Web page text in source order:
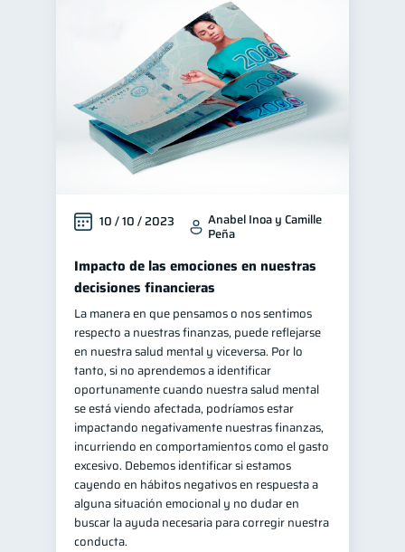
10 / 10 / 2023 Anabel Inoa y Camille
Peña
Impacto de las emociones en nuestras
decisiones financieras
La manera en que pensamos o nos sentimos
respecto a nuestras finanzas, puede reflejarse
en nuestra salud mental y viceversa. Por lo
tanto, si no aprendemos a identificar
oportunamente cuando nuestra salud mental
se está viendo afectada, podríamos estar
impactando negativamente nuestras finanzas,
incurriendo en comportamientos como el gasto
excesivo. Debemos identificar si estamos
cayendo en hábitos negativos en respuesta a
alguna situación emocional y no dudar en
buscar la ayuda necesaria para corregir nuestra
conducta.